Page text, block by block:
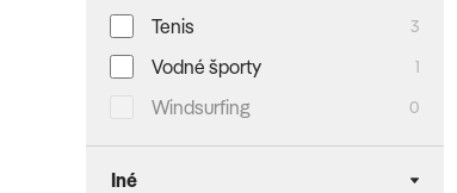
Tenis 3
Vodné športy 1
Windsurfing 0
Iné